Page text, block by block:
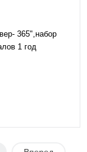
365",набор
1 год